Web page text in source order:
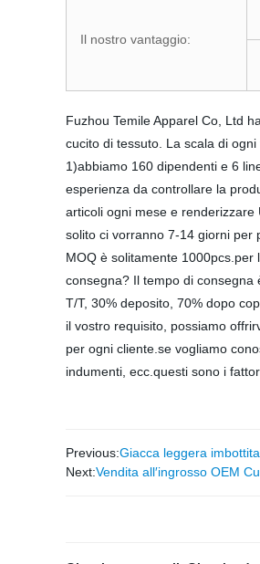
Il nostro vantaggio:
Fuzhou Temile Apparel Co, Ltd
cucito di tessuto. La scala di
1)abbiamo 160 dipendenti e 6
esperienza da controllare la
articoli ogni mese e
solito ci vorranno 7-14 giorni per
MOQ è solitamente
consegna? Il tempo di consegna
T/T, 30% deposito, 70% dopo
il vostro requisito, possiamo
per ogni cliente.se vogliamo
indumenti, ecc.questi sono i
Previous:Giacca leggera
Next:Vendita all′ingrosso OEM